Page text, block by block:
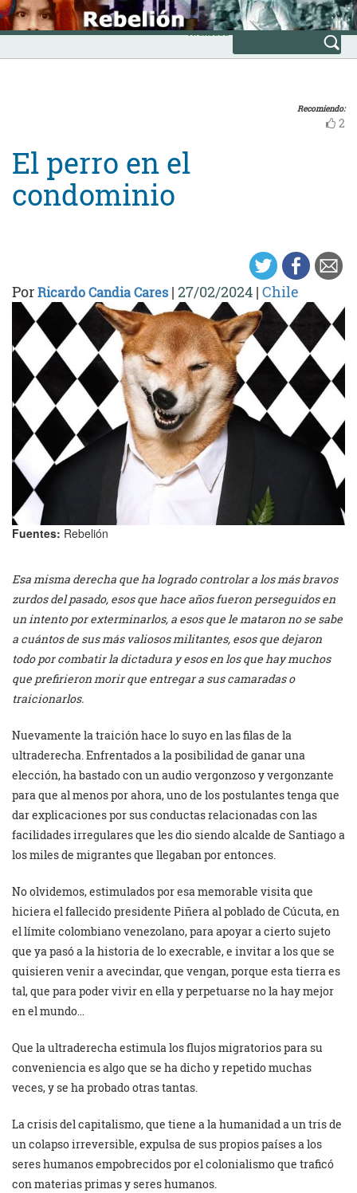
Skip
to
content
INICIO
Avanzada
Recomiendo:
2
El perro en el
condominio
PorRicardo Candia Cares | 27/02/2024 | Chile
Fuentes: Rebelión
Esa misma derecha que ha logrado controlar a los más bravos
zurdos del pasado, esos que hace años fueron perseguidos en
un intento por exterminarlos, a esos que le mataron no se sabe
a cuántos de sus más valiosos militantes, esos que dejaron
todo por combatir la dictadura y esos en los que hay muchos
que prefirieron morir que entregar a sus camaradas o
traicionarlos.
Nuevamente la traición hace lo suyo en las filas de la
ultraderecha. Enfrentados a la posibilidad de ganar una
elección, ha bastado con un audio vergonzoso y vergonzante
para que al menos por ahora, uno de los postulantes tenga que
dar explicaciones por sus conductas relacionadas con las
facilidades irregulares que les dio siendo alcalde de Santiago a
los miles de migrantes que llegaban por entonces.
No olvidemos, estimulados por esa memorable visita que
hiciera el fallecido presidente Piñera al poblado de Cúcuta, en
el límite colombiano venezolano, para apoyar a cierto sujeto
que ya pasó a la historia de lo execrable, e invitar a los que se
quisieren venir a avecindar, que vengan, porque esta tierra es
tal, que para poder vivir en ella y perpetuarse no la hay mejor
en el mundo…
Que la ultraderecha estimula los flujos migratorios para su
conveniencia es algo que se ha dicho y repetido muchas
veces, y se ha probado otras tantas.
La crisis del capitalismo, que tiene a la humanidad a un tris de
un colapso irreversible, expulsa de sus propios países a los
seres humanos empobrecidos por el colonialismo que traficó
con materias primas y seres humanos.